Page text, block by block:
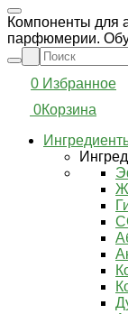
Компоненты для
парфюмерии.
0 Избранное
0Корзина